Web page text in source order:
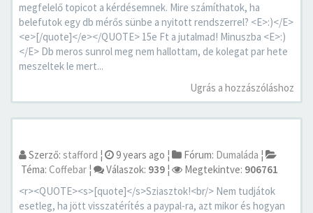
megfelelő topicot a kérdésemnek. Mire számíthatok, ha
belefutok egy db mérős sünbe a nyitott rendszerrel? <E>:)</E>
<e>[/quote]</e></QUOTE> 15e Ft a jutalmad! Minuszba <E>:)
</E> Db meros sunrol meg nem hallottam, de kolegat par hete
meszeltek le mert...
Ugrás a hozzászóláshoz
Szerző: stafford ¦ 9 years ago ¦ Fórum: Dumaláda ¦
Téma: Coffebar ¦ Válaszok: 939 ¦ Megtekintve: 906761
<r><QUOTE><s>[quote]</s>Sziasztok!<br/> Nem tudjátok
esetleg, ha jött visszatérítés a paypal-ra, azt mikor és hogyan